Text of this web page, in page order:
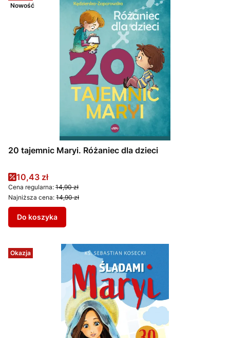
Nowość
20 tajemnic Maryi. Różaniec dla dzieci
Cena promocyjna
10,43 zł
Cena regularna: 14,90 zł
Najniższa cena: 14,90 zł
Do koszyka
Okazja